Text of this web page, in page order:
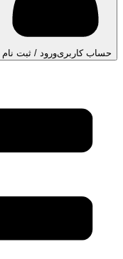
حساب کاربریورود / ثبت نام